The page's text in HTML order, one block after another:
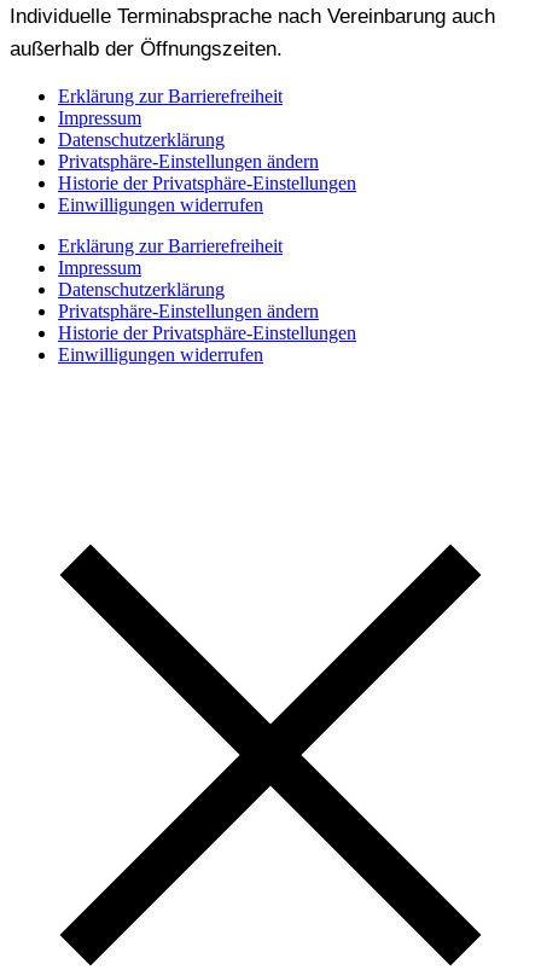
Individuelle Terminabsprache nach Vereinbarung auch
außerhalb der Öffnungszeiten.
Erklärung zur Barrierefreiheit
Impressum
Datenschutzerklärung
Privatsphäre-Einstellungen ändern
Historie der Privatsphäre-Einstellungen
Einwilligungen widerrufen
Erklärung zur Barrierefreiheit
Impressum
Datenschutzerklärung
Privatsphäre-Einstellungen ändern
Historie der Privatsphäre-Einstellungen
Einwilligungen widerrufen